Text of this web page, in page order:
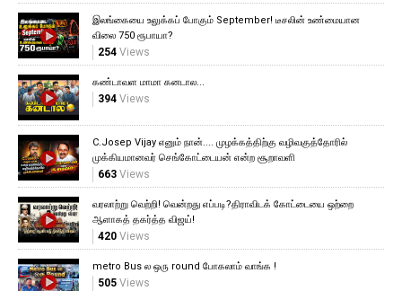
இலங்கையை உலுக்கப் போகும் September! டீசலின் உண்மையான
விலை 750 ரூபாயா?
254Views
கண்டாவள மாமா கனடால...
394Views
C.Josep Vijay எனும் நான்.... முழக்கத்திற்கு வழிவகுத்தோரில்
முக்கியமானவர் செங்கோட்டையன் என்ற சூறாவளி
663Views
வரலாற்று வெற்றி! வென்றது எப்படி?திராவிடக் கோட்டையை ஒற்றை
ஆளாகத் தகர்த்த விஜய்!
420Views
metro Bus ல ஒரு round போகலாம் வாங்க !
505Views